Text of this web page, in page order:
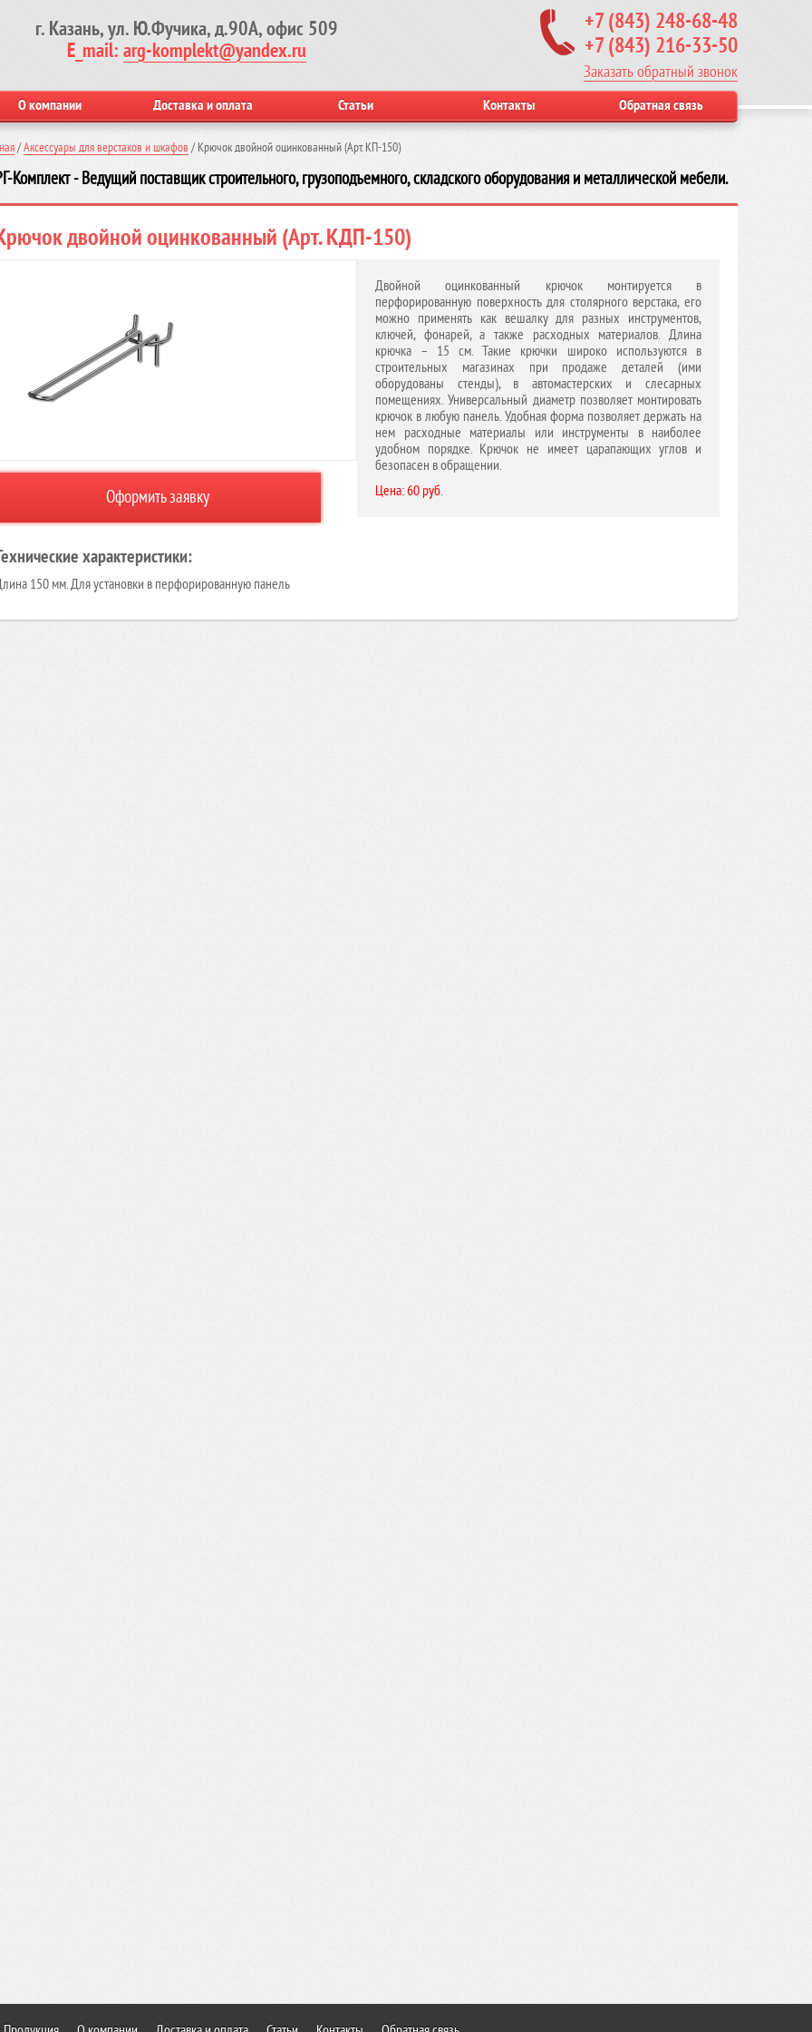
г. Казань, ул. Ю.Фучика, д.90А, офис 509
E_mail:arg-komplekt@yandex.ru
+7 (843) 248-68-48
+7 (843) 216-33-50
Заказать обратный звонок
О компании Доставка и оплата Статьи Контакты Обратная связь
/ Аксессуары для верстаков и шкафов / Крючок двойной оцинкованный (Арт. КП-150)
Комплект - Ведущий поставщик строительного, грузоподъемного, складского оборудования и металлической мебели.
двойной оцинкованный (Арт. КДП-150)
Оформить заявку
Двойной оцинкованный крючок монтируется в
перфорированную поверхность для столярного верстака, его
можно применять как вешалку для разных инструментов,
ключей, фонарей, а также расходных материалов. Длина
крючка – 15 см. Такие крючки широко используются в
строительных магазинах при продаже деталей (ими
оборудованы стенды), в автомастерских и слесарных
помещениях. Универсальный диаметр позволяет монтировать
крючок в любую панель. Удобная форма позволяет держать на
нем расходные материалы или инструменты в наиболее
удобном порядке. Крючок не имеет царапающих углов и
безопасен в обращении.
Цена: 60 руб.
характеристики:
150 мм. Для установки в перфорированную панель